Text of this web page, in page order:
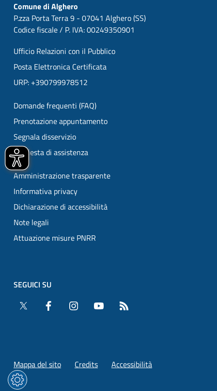
Comune di Alghero
P.zza Porta Terra 9 - 07041 Alghero (SS)
Codice fiscale / P. IVA: 00249350901
Ufficio Relazioni con il Pubblico
Posta Elettronica Certificata
URP: +390799978512
Domande frequenti (FAQ)
Prenotazione appuntamento
Segnala disservizio
Richiesta di assistenza
Amministrazione trasparente
Informativa privacy
Dichiarazione di accessibilità
Note legali
Attuazione misure PNRR
SEGUICI SU
Twitter
Facebook Instagram YouTube
Mappa del sito Credits Accessibilità